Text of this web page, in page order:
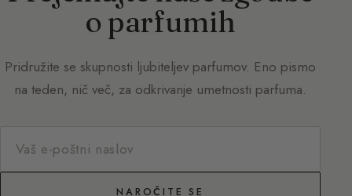
o parfumih
Pridružite se skupnosti ljubiteljev parfumov. Eno pismo
na teden, nič več, za odkrivanje umetnosti parfuma.
NAROČITE SE